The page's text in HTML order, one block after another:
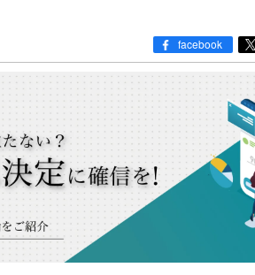
facebook